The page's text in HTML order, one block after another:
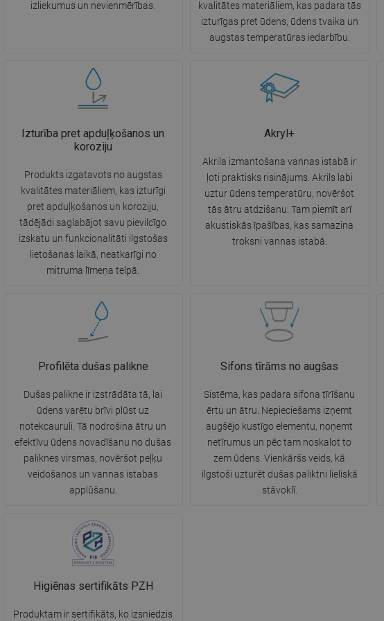
izliekumus un nevienmērības.
kvalitātes materiāliem, kas padara tās
izturīgas pret ūdens, ūdens tvaika un
augstas temperatūras iedarbību.
Izturība pret apduļķošanos un
koroziju
Produkts izgatavots no augstas
kvalitātes materiāliem, kas izturīgi
pret apduļķošanos un koroziju,
tādējādi saglabājot savu pievilcīgo
izskatu un funkcionalitāti ilgstošas
lietošanas laikā, neatkarīgi no
mitruma līmeņa telpā.
Akryl+
Akrila izmantošana vannas istabā ir
ļoti praktisks risinājums. Akrils labi
uztur ūdens temperatūru, novēršot
tās ātru atdzišanu. Tam piemīt arī
akustiskās īpašības, kas samazina
troksni vannas istabā.
Profilēta dušas palikne
Dušas palikne ir izstrādāta tā, lai
ūdens varētu brīvi plūst uz
notekcauruli. Tā nodrošina ātru un
efektīvu ūdens novadīšanu no dušas
paliknes virsmas, novēršot peļķu
veidošanos un vannas istabas
applūšanu.
Sifons tīrāms no augšas
Sistēma, kas padara sifona tīrīšanu
ērtu un ātru. Nepieciešams izņemt
augšējo kustīgo elementu, noņemt
netīrumus un pēc tam noskalot to
zem ūdens. Vienkāršs veids, kā
ilgstoši uzturēt dušas paliktni lieliskā
stāvoklī.
Higiēnas sertifikāts PZH
Produktam ir sertifikāts, ko izsniedzis